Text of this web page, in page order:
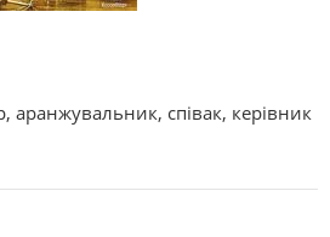
аранжувальник, співак, керівник